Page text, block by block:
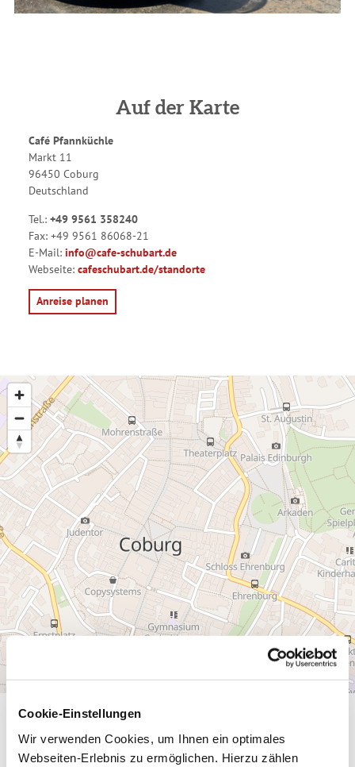
Cookie-Einstellungen
Wir verwenden Cookies, um Ihnen ein optimales
Webseiten-Erlebnis zu ermöglichen. Hierzu zählen
Auf der Karte
Café Pfannküchle
Markt 11
96450 Coburg
Deutschland
Tel.: +49 9561 358240
Fax: +49 9561 86068-21
E-Mail: info@cafe-schubart.de
Webseite: cafeschubart.de/standorte
Anreise planen
Allgemeine Informationen